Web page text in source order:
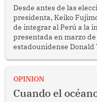
Desde antes de las
presidenta, Keiko
de integrar al Perú a la
presentada en marzo
estadounidense
OPINION
Cuando el